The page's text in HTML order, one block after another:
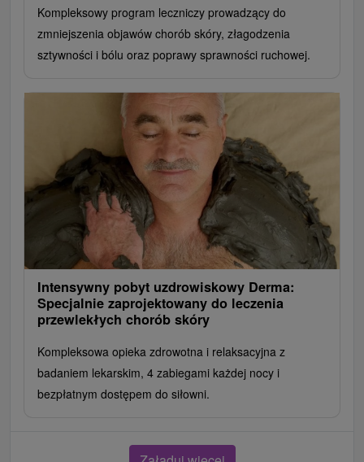
Kompleksowy program leczniczy prowadzący do
zmniejszenia objawów chorób skóry, złagodzenia
sztywności i bólu oraz poprawy sprawności ruchowej.
Intensywny pobyt uzdrowiskowy Derma:
Specjalnie zaprojektowany do leczenia
przewlekłych chorób skóry
Kompleksowa opieka zdrowotna i relaksacyjna z
badaniem lekarskim, 4 zabiegami każdej nocy i
bezpłatnym dostępem do siłowni.